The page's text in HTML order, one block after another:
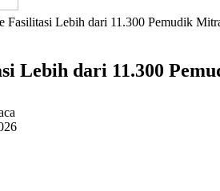
Fasilitasi Lebih dari 11.300 Pemudik
Lebih dari 11.300